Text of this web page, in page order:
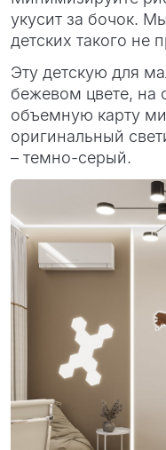
укусит за бочок.
детских такого не
Эту детскую для
бежевом цвете, на
объемную карту
оригинальный
– темно-серый.